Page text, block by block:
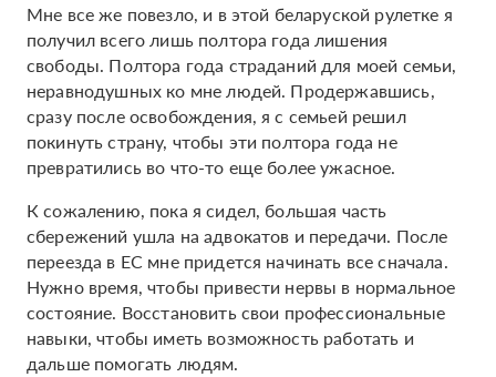
Мне все же повезло, и в этой беларуской рулетке я
получил всего лишь полтора года лишения
свободы. Полтора года страданий для моей семьи,
неравнодушных ко мне людей. Продержавшись,
сразу после освобождения, я с семьей решил
покинуть страну, чтобы эти полтора года не
превратились во что-то еще более ужасное.
К сожалению, пока я сидел, большая часть
сбережений ушла на адвокатов и передачи. После
переезда в ЕС мне придется начинать все сначала.
Нужно время, чтобы привести нервы в нормальное
состояние. Восстановить свои профессиональные
навыки, чтобы иметь возможность работать и
дальше помогать людям.